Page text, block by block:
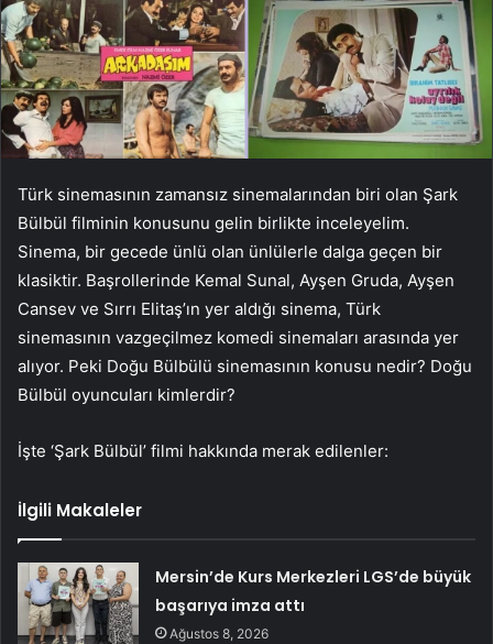
Türk sinemasının zamansız sinemalarından biri olan Şark
Bülbül filminin konusunu gelin birlikte inceleyelim.
Sinema, bir gecede ünlü olan ünlülerle dalga geçen bir
klasiktir. Başrollerinde Kemal Sunal, Ayşen Gruda, Ayşen
Cansev ve Sırrı Elitaş’ın yer aldığı sinema, Türk
sinemasının vazgeçilmez komedi sinemaları arasında yer
alıyor. Peki Doğu Bülbülü sinemasının konusu nedir? Doğu
Bülbül oyuncuları kimlerdir?
İşte ‘Şark Bülbül’ filmi hakkında merak edilenler:
İlgili Makaleler
Mersin’de Kurs Merkezleri LGS’de büyük
başarıya imza attı
Ağustos 8, 2026